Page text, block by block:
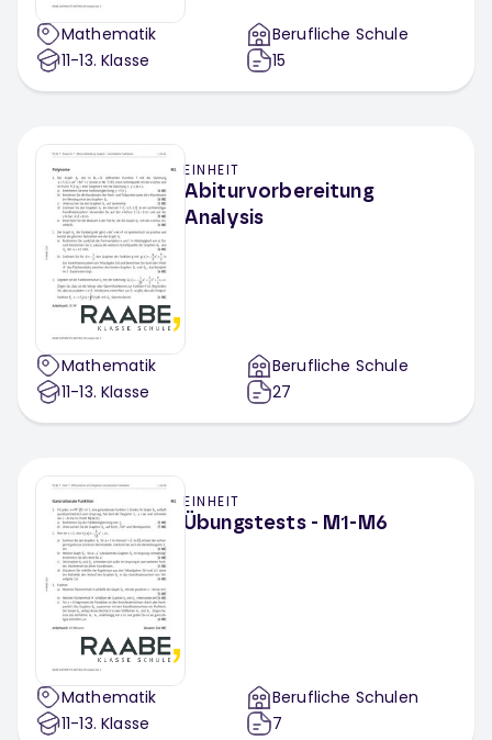
Mathematik
11-13. Klasse
Berufliche Schule
15
EINHEIT
Abiturvorbereitung
Analysis
Mathematik
11-13. Klasse
Berufliche Schule
27
EINHEIT
Übungstests - M1-M6
Mathematik
11-13. Klasse
Berufliche Schulen
7